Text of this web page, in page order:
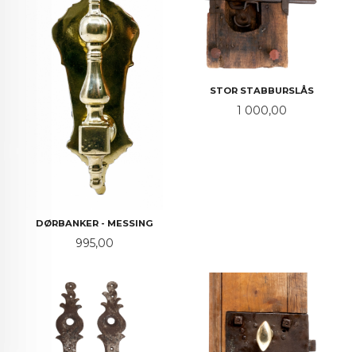
DØRBANKER - MESSING
Pris
995,00
STOR STABBURSLÅS
Pris
1 000,00